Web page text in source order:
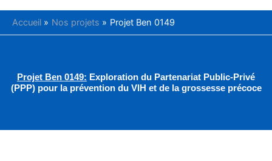
Accueil Nos projets Projet Ben 0149
Projet Ben 0149: Exploration du Partenariat Public-Privé
(PPP) pour la prévention du VIH et de la grossesse précoce